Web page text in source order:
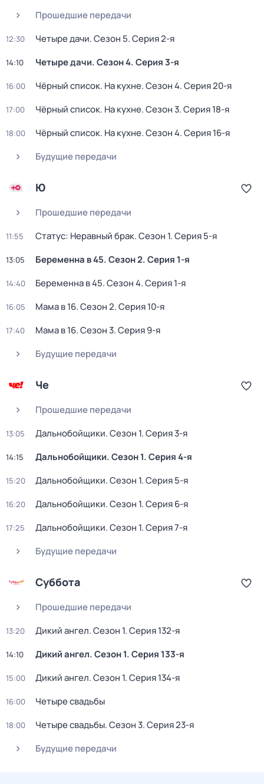
Прошедшие передачи
12:30 Четыре дачи. Сезон 5. Серия 2-я
14:10 Четыре дачи. Сезон 4. Серия 3-я
16:00 Чёрный список. На кухне. Сезон 4. Серия 20-я
17:00 Чёрный список. На кухне. Сезон 3. Серия 18-я
18:00 Чёрный список. На кухне. Сезон 4. Серия 16-я
Будущие передачи
Ю
Прошедшие передачи
11:55 Статус: Неравный брак. Сезон 1. Серия 5-я
13:05 Беременна в 45. Сезон 2. Серия 1-я
14:40 Беременна в 45. Сезон 4. Серия 1-я
16:05 Мама в 16. Сезон 2. Серия 10-я
17:40 Мама в 16. Сезон 3. Серия 9-я
Будущие передачи
Че
Прошедшие передачи
13:05 Дальнобойщики. Сезон 1. Серия 3-я
14:15 Дальнобойщики. Сезон 1. Серия 4-я
15:20 Дальнобойщики. Сезон 1. Серия 5-я
16:20 Дальнобойщики. Сезон 1. Серия 6-я
17:25 Дальнобойщики. Сезон 1. Серия 7-я
Будущие передачи
Суббота
Прошедшие передачи
13:20 Дикий ангел. Сезон 1. Серия 132-я
14:10 Дикий ангел. Сезон 1. Серия 133-я
15:00 Дикий ангел. Сезон 1. Серия 134-я
16:00 Четыре свадьбы
18:00 Четыре свадьбы. Сезон 3. Серия 23-я
Будущие передачи